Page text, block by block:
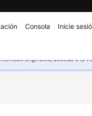
Consola Inicie
originales, acceda a la